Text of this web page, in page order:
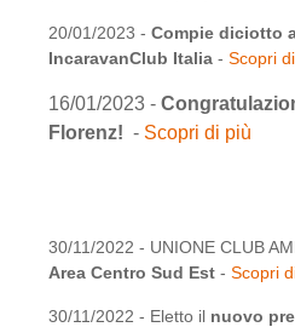
20/01/2023 - Compie diciotto
IncaravanClub Italia - Scopri
16/01/2023 -
Florenz! - Scopri di più
30/11/2022 - UNIONE CLUB
Area Centro Sud Est - Scopri
30/11/2022 - Eletto il nuovo